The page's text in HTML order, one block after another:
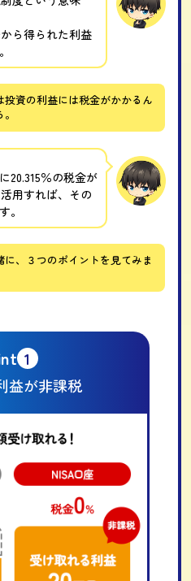
ら得られた利益
投資の利益には税金がかかるん
20.315％の税金が
用すれば、その
。
に、３つのポイントを見てみま
1
益が非課税